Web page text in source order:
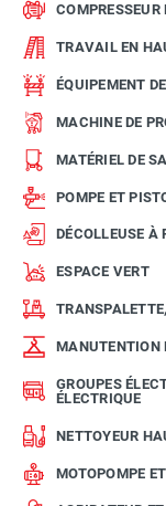
COMPRESSEUR
TRAVAIL EN
ÉQUIPEMENT
MACHINE DE
MATÉRIEL DE
POMPE ET
DÉCOLLEUSE À
ESPACE VERT
MANUTENTION
GROUPES
ÉLECTRIQUE
NETTOYEUR
MOTOPOMPE